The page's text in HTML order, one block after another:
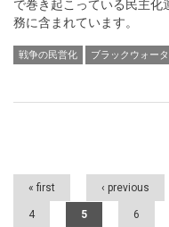
で巻き起こっている民主化
務に含まれています。
戦争の民営化 ブラックウォー
Pages
« first ‹ previous
4 5 6